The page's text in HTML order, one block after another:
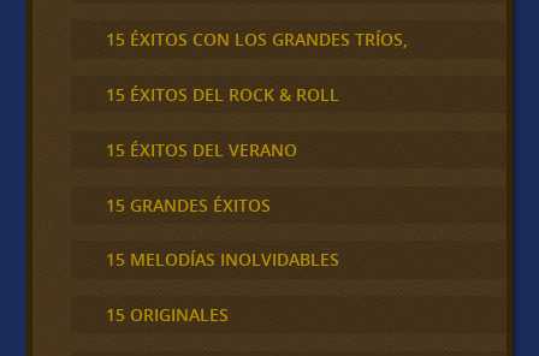
15 ÉXITOS CON LOS GRANDES TRÍOS,
15 ÉXITOS DEL ROCK & ROLL
15 ÉXITOS DEL VERANO
15 GRANDES ÉXITOS
15 MELODÍAS INOLVIDABLES
15 ORIGINALES